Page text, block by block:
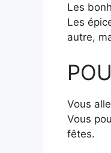
Les
Les
autre,
Vous
Vous
fêtes.